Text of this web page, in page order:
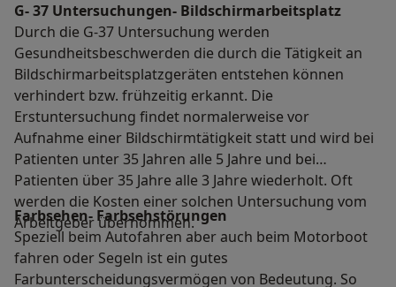
G- 37 Untersuchungen- Bildschirmarbeitsplatz
Durch die G-37 Untersuchung werden
Gesundheitsbeschwerden die durch die Tätigkeit an
Bildschirmarbeitsplatzgeräten entstehen können
verhindert bzw. frühzeitig erkannt. Die
Erstuntersuchung findet normalerweise vor
Aufnahme einer Bildschirmtätigkeit statt und wird bei
Patienten unter 35 Jahren alle 5 Jahre und bei
Patienten über 35 Jahre alle 3 Jahre wiederholt. Oft
werden die Kosten einer solchen Untersuchung vom
Arbeitgeber übernommen.
Farbsehen- Farbsehstörungen
Speziell beim Autofahren aber auch beim Motorboot
fahren oder Segeln ist ein gutes
Farbunterscheidungsvermögen von Bedeutung. So